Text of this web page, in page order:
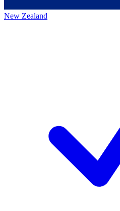
New Zealand